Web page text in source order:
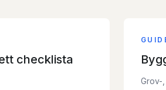
checklista
Grov-